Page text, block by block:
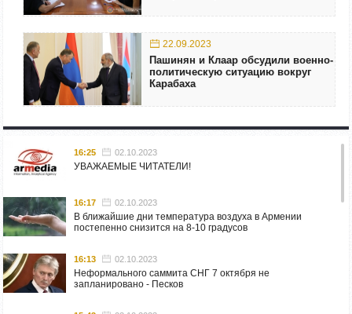
22.09.2023
Пашинян и Клаар обсудили военно-
политическую ситуацию вокруг
Карабаха
16:25 02.10.2023
УВАЖАЕМЫЕ ЧИТАТЕЛИ!
16:17 02.10.2023
В ближайшие дни температура воздуха в Армении
постепенно снизится на 8-10 градусов
16:13 02.10.2023
Неформального саммита СНГ 7 октября не
запланировано - Песков